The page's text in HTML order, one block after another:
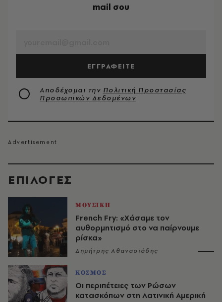
EΠΙΛΟΓΈΣ
ΜΟΥΣΙΚΗ
French Fry: «Χάσαμε τον
αυθορμητισμό στο να παίρνουμε
ρίσκα»
Δημήτρης Αθανασιάδης
ΚΟΣΜΟΣ
Οι περιπέτειες των Ρώσων
κατασκόπων στη Λατινική Αμερική
mail σου
ΕΓΓΡΑΦΕΙΤΕ
Αποδέχομαι την Πολιτική Προστασίας
Προσωπικών Δεδομένων